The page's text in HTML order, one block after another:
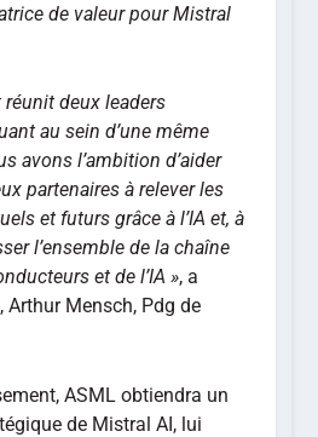
de valeur pour Mistral
deux leaders
au sein d’une même
avons l’ambition d’aider
partenaires à relever les
et futurs grâce à l’IA et, à
l’ensemble de la chaîne
et de l’IA », a
Arthur Mensch, Pdg de
ASML obtiendra un
de Mistral AI, lui